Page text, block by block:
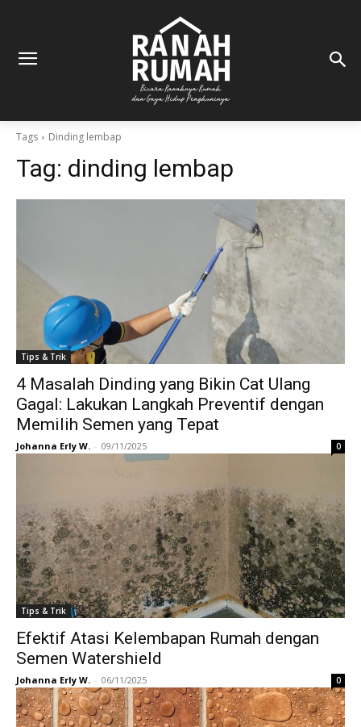
Tags Dinding lembap
Tag: dinding lembap
Tips & Trik
4 Masalah Dinding yang Bikin Cat Ulang
Gagal: Lakukan Langkah Preventif dengan
Memilih Semen yang Tepat
Johanna Erly W. - 09/11/2025 0
Tips & Trik
Efektif Atasi Kelembapan Rumah dengan
Semen Watershield
Johanna Erly W. - 06/11/2025 0